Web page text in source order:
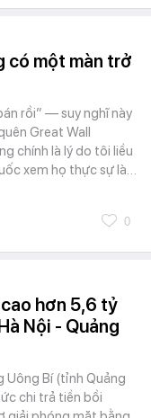
có một màn trở
rồi” — suy nghĩ này
Great Wall
chính là lý do tôi liều
xem họ thực sự là…
0
hơn 5,6 tỷ
Nội - Quảng
Uông Bí (tỉnh Quảng
chi trả tiền bồi